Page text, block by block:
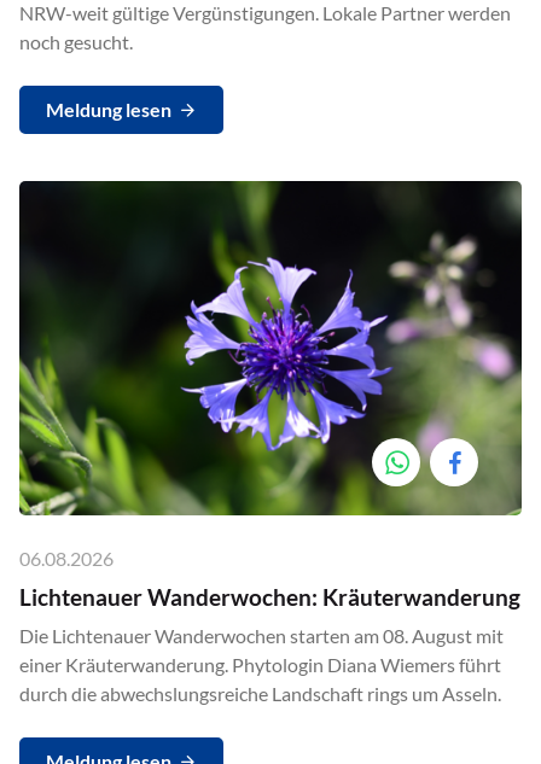
NRW-weit gültige Vergünstigungen. Lokale Partner werden
noch gesucht.
Meldung lesen
06.08.2026
Lichtenauer Wanderwochen: Kräuterwanderung
Die Lichtenauer Wanderwochen starten am 08. August mit
einer Kräuterwanderung. Phytologin Diana Wiemers führt
durch die abwechslungsreiche Landschaft rings um Asseln.